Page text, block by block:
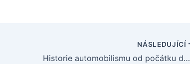
NÁSLEDUJÍCÍ
Historie automobilismu od počátku do současnosti